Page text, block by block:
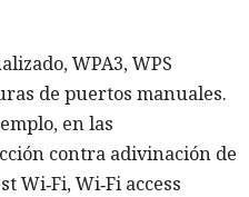
WPA3, WPS
de puertos manuales.
en las
contra adivinación de
Wi‑Fi, Wi‑Fi access